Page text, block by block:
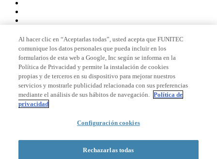
Miembro de
Acreditaciones
© 2026 La Salle Campus Barcelona - URL |
Formulario de búsqueda
Al hacer clic en “Aceptarlas todas”, usted acepta que FUNITEC
comunique los datos personales que pueda incluir en los
formularios de esta web a Google, Inc según se informa en la
Política de Privacidad y permite la instalación de cookies
propias y de terceros en su dispositivo para mejorar nuestros
servicios y mostrarle publicidad relacionada con sus preferencias
mediante el análisis de sus hábitos de navegación. Política de
privacidad
Configuración cookies
Rechazarlas todas